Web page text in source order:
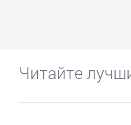
Читайте